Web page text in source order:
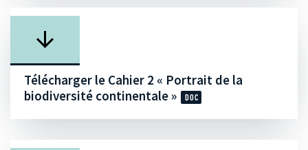
Télécharger le Cahier 2 « Portrait de la
biodiversité continentale »